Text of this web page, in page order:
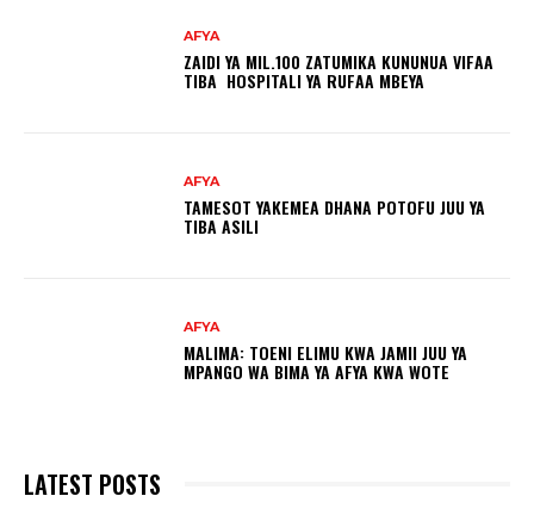
AFYA
ZAIDI YA MIL.100 ZATUMIKA KUNUNUA VIFAA
TIBA HOSPITALI YA RUFAA MBEYA
AFYA
TAMESOT YAKEMEA DHANA POTOFU JUU YA
TIBA ASILI
AFYA
MALIMA: TOENI ELIMU KWA JAMII JUU YA
MPANGO WA BIMA YA AFYA KWA WOTE
LATEST POSTS